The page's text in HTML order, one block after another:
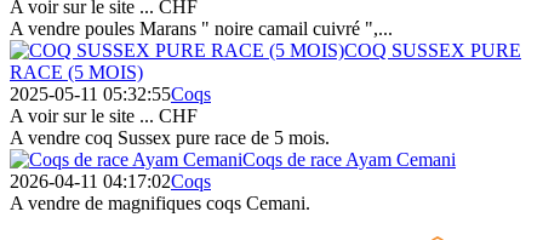
A voir sur le site ... CHF
A vendre poules Marans " noire camail cuivré ",...
COQ SUSSEX PURE
RACE (5 MOIS)
2025-05-11 05:32:55Coqs
A voir sur le site ... CHF
A vendre coq Sussex pure race de 5 mois.
Coqs de race Ayam Cemani
2026-04-11 04:17:02Coqs
A vendre de magnifiques coqs Cemani.